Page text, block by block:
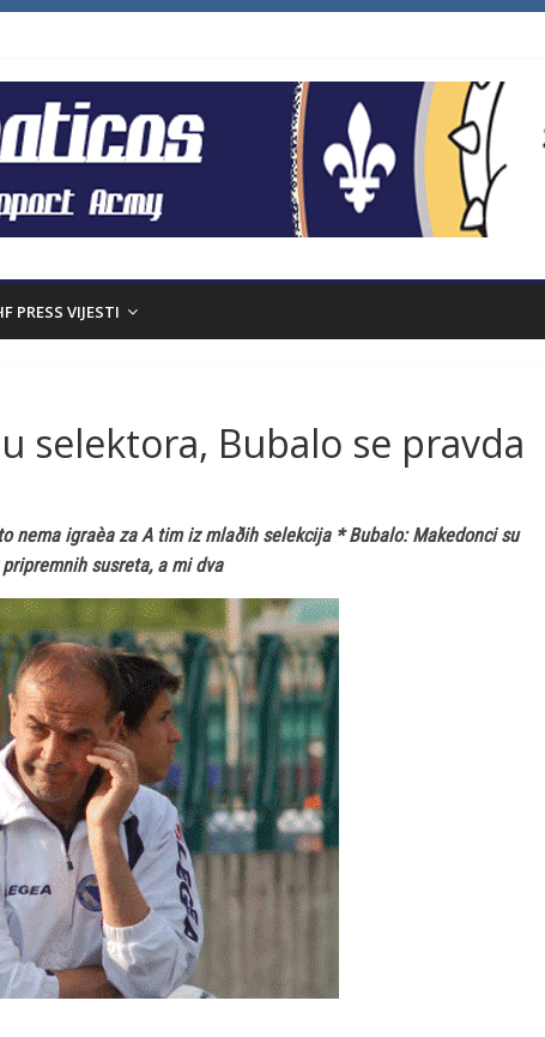
PRESS VIJESTI
selektora, Bubalo se pravda
nema igraèa za A tim iz mlaðih selekcija * Bubalo: Makedonci su
susreta, a mi dva